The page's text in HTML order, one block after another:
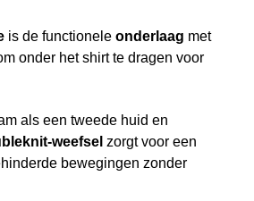
is de functionele onderlaag met
onder het shirt te dragen voor
als een tweede huid en
weefsel zorgt voor een
bewegingen zonder